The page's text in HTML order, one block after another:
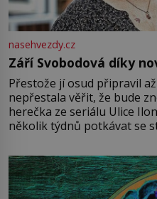
nasehvezdy.cz
Září Svobodová díky
Přestože jí osud připravil
nepřestala věřit, že bude znovu
herečka ze seriálu Ulice
několik týdnů potkávat se